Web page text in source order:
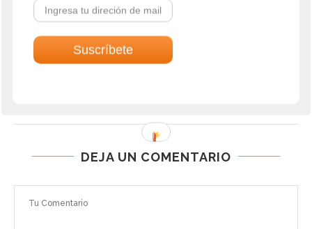
Me alegra que te haya gustado
No votes yet.
Voting is currently disabled, data maintenance in
DEJA UN COMENTARIO